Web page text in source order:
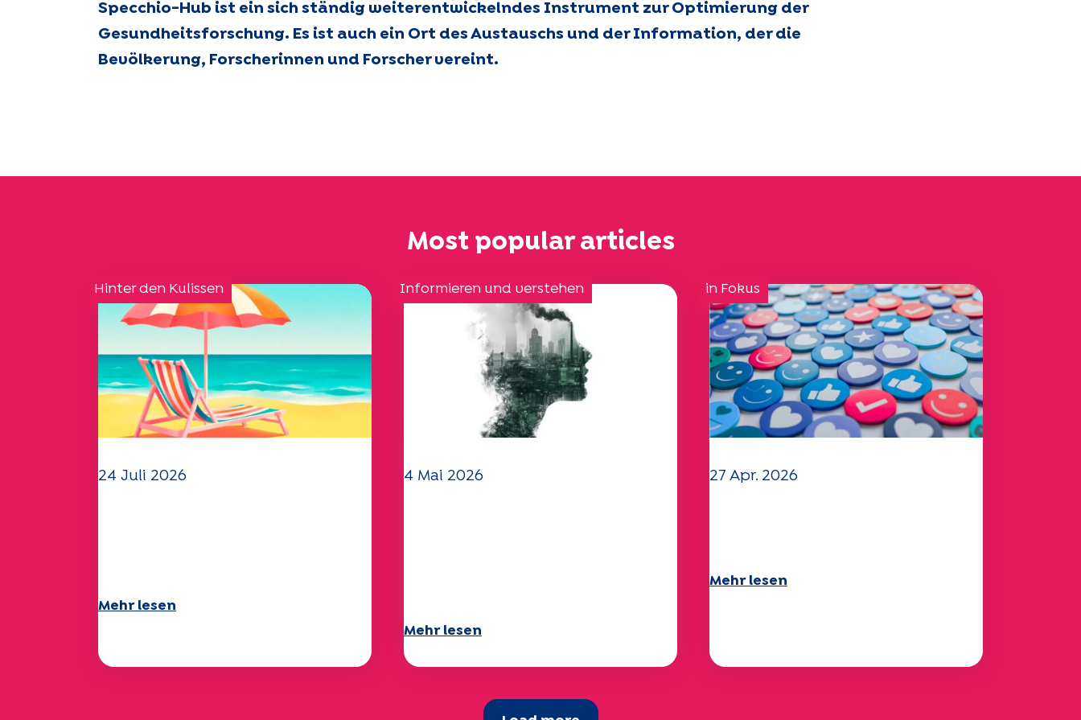
Specchio-Hub ist ein sich ständig weiterentwickelndes Instrument zur Optimierung der
Gesundheitsforschung. Es ist auch ein Ort des Austauschs und der Information, der die
Bevölkerung, Forscherinnen und Forscher vereint.
Most popular articles
Hinter den Kulissen
24 Juli 2026
Mehr lesen
Informieren und verstehen
4 Mai 2026
Mehr lesen
in Fokus
27 Apr. 2026
Mehr lesen